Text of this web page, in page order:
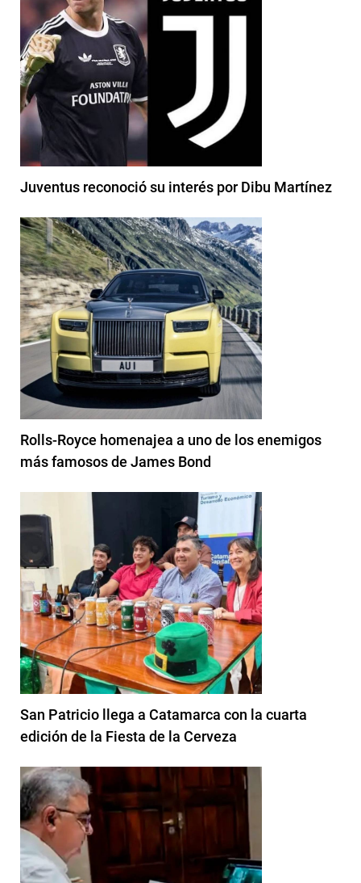
Juventus reconoció su interés por Dibu Martínez
Rolls-Royce homenajea a uno de los enemigos
más famosos de James Bond
San Patricio llega a Catamarca con la cuarta
edición de la Fiesta de la Cerveza